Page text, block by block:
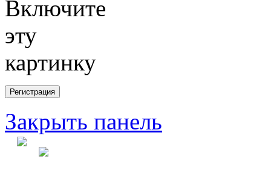
Закрыть панель